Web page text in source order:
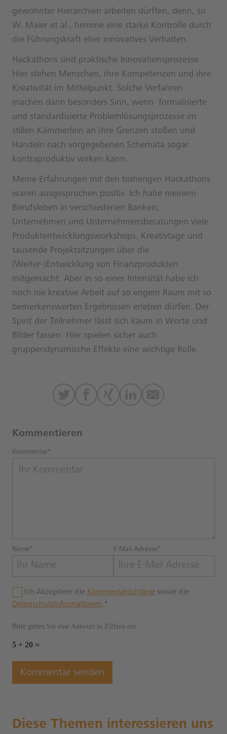
gewohnter Hierarchien arbeiten dürften, denn, so
W. Maier et al., hemme eine starke Kontrolle durch
die Führungskraft eher innovatives Verhalten.
Hackathons sind praktische Innovationsprozesse.
Hier stehen Menschen, ihre Kompetenzen und ihre
Kreativität im Mittelpunkt. Solche Verfahren
machen dann besonders Sinn, wenn formalisierte
und standardisierte Problemlösungsprozesse im
stillen Kämmerlein an ihre Grenzen stoßen und
Handeln nach vorgegebenen Schemata sogar
kontraproduktiv wirken kann.
Meine Erfahrungen mit den bisherigen Hackathons
waren ausgesprochen positiv. Ich habe meinem
Berufsleben in verschiedenen Banken,
Unternehmen und Unternehmensberatungen viele
Produktentwicklungsworkshops, Kreativtage und
tausende Projektsitzungen über die
(Weiter-)Entwicklung von Finanzprodukten
mitgemacht. Aber in so einer Intensität habe ich
noch nie kreative Arbeit auf so engem Raum mit so
bemerkenswerten Ergebnissen erleben dürfen. Der
Spirit der Teilnehmer lässt sich kaum in Worte und
Bilder fassen. Hier spielen sicher auch
gruppendynamische Effekte eine wichtige Rolle.
Kommentieren
Kommentar*
Name* E-Mail Adresse*
Ich Akzeptiere die Kommentarrichtlinie sowie die
Datenschutzinformationen.*
Bitte geben Sie eine Antwort in Ziffern ein:
5 + 20 =
Diese Themen interessieren uns